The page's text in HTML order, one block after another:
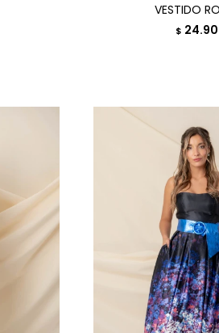
VESTIDO
$